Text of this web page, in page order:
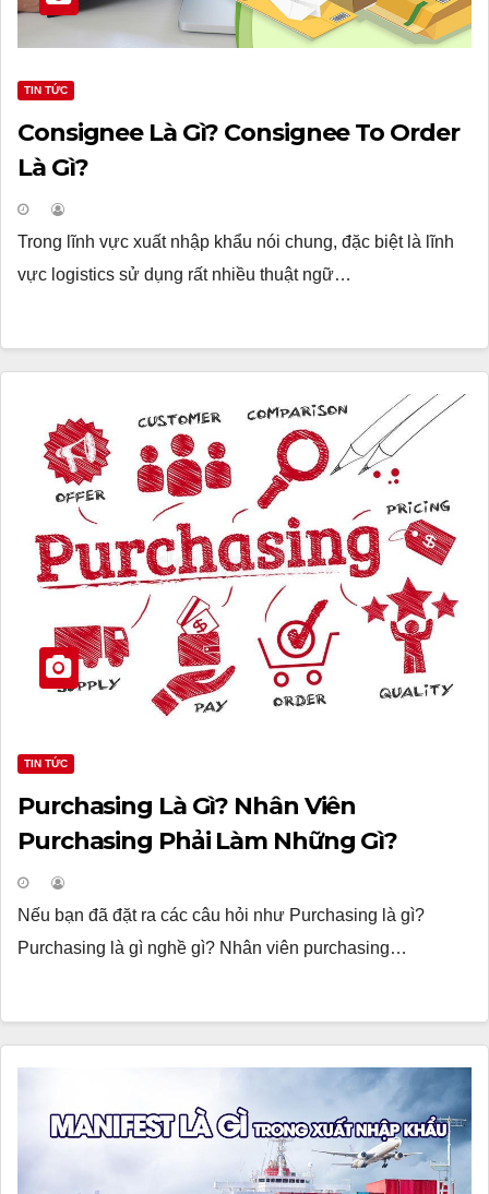
TIN TỨC
Consignee Là Gì? Consignee To Order
Là Gì?
Trong lĩnh vực xuất nhập khẩu nói chung, đặc biệt là lĩnh
vực logistics sử dụng rất nhiều thuật ngữ…
TIN TỨC
Purchasing Là Gì? Nhân Viên
Purchasing Phải Làm Những Gì?
Nếu bạn đã đặt ra các câu hỏi như Purchasing là gì?
Purchasing là gì nghề gì? Nhân viên purchasing…